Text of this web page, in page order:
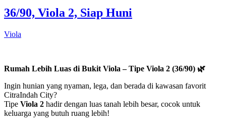
36/90, Viola 2, Siap Huni
Viola
Rumah Lebih Luas di Bukit Viola – Tipe Viola 2 (36/90) 🌿
Ingin hunian yang nyaman, lega, dan berada di kawasan favorit
CitraIndah City?
Tipe Viola 2 hadir dengan luas tanah lebih besar, cocok untuk
keluarga yang butuh ruang lebih!